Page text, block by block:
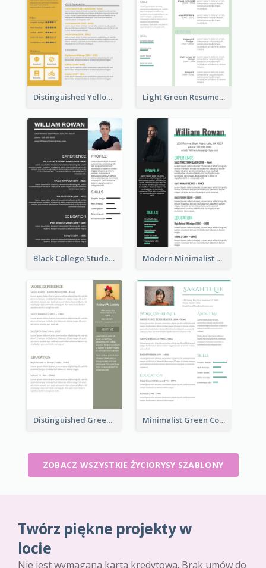
Distinguished Yellow Resume Light Green Resume
Black College Student Resume Modern Minimalist Marketing Resume
Distinguished Green Vintage Resume Minimalist Green College Student Resume
ZOBACZ WSZYSTKIE ŻYCIORYSY SZABLONY
Twórz piękne projekty w
locie
Nie jest wymagana karta kredytowa. Brak umów do